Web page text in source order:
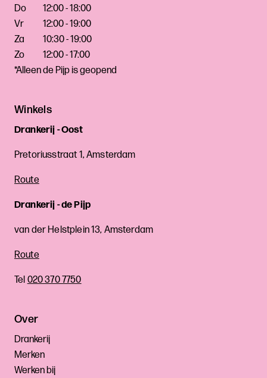
Do
12:00 - 18:00
Vr
12:00 - 19:00
Za
10:30 - 19:00
Zo
12:00 - 17:00
*Alleen de Pijp is geopend
Winkels
Drankerij - Oost
Pretoriusstraat 1, Amsterdam
Route
Drankerij - de Pijp
van der Helstplein 13, Amsterdam
Route
Tel 020 370 7750
Over
Drankerij
Merken
Werken bij